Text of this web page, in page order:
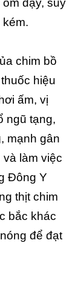
dậy, suy
chim bồ
hiệu
ấm, vị
ngũ tạng,
mạnh gân
làm việc
Đông Y
thịt chim
bắc khác
để đạt